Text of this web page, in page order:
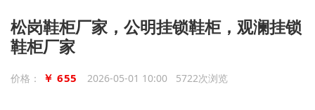
松岗鞋柜厂家，公明挂锁鞋柜，观澜挂锁
鞋柜厂家
价格： ￥ 655 2026-05-01 10:00 5722次浏览